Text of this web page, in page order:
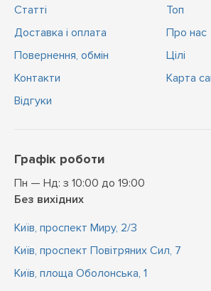
Статті
Доставка і оплата
Повернення, обмін
Контакти
Відгуки
Топ
Про нас
Цiлi
Карта
Графік роботи
Пн — Нд: з 10:00 до 19:00
Без вихідних
Київ, проспект Миру, 2/3
Київ, проспект Повітряних Сил, 7
Київ, площа Оболонська, 1